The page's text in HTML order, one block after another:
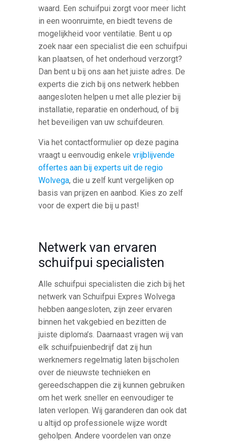
waard. Een schuifpui zorgt voor meer licht
in een woonruimte, en biedt tevens de
mogelijkheid voor ventilatie. Bent u op
zoek naar een specialist die een schuifpui
kan plaatsen, of het onderhoud verzorgt?
Dan bent u bij ons aan het juiste adres. De
experts die zich bij ons netwerk hebben
aangesloten helpen u met alle plezier bij
installatie, reparatie en onderhoud, of bij
het beveiligen van uw schuifdeuren.
Via het contactformulier op deze pagina
vraagt u eenvoudig enkelevrijblijvende
offertes aan bij experts uit de regio
Wolvega, die u zelf kunt vergelijken op
basis van prijzen en aanbod. Kies zo zelf
voor de expert die bij u past!
Netwerk van ervaren
schuifpui specialisten
Alle schuifpui specialisten die zich bij het
netwerk van Schuifpui Expres Wolvega
hebben aangesloten, zijn zeer ervaren
binnen het vakgebied en bezitten de
juiste diploma’s. Daarnaast vragen wij van
elk schuifpuienbedrijf dat zij hun
werknemers regelmatig laten bijscholen
over de nieuwste technieken en
gereedschappen die zij kunnen gebruiken
om het werk sneller en eenvoudiger te
laten verlopen. Wij garanderen dan ook dat
u altijd op professionele wijze wordt
geholpen. Andere voordelen van onze